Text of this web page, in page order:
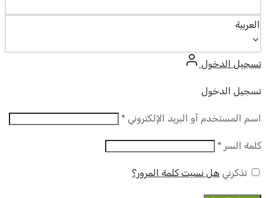
العربية
تسجيل الدخول
تسجيل الدخول
اسم المستخدم أو البريد الإلكتروني * مطلوب
كلمة السر * مطلوب
تذكرني هل نسيت كلمة المرور؟